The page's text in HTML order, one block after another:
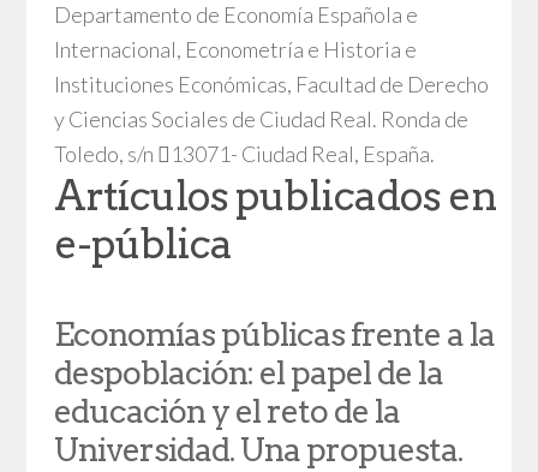
Departamento de Economía Española e
Internacional, Econometría e Historia e
Instituciones Económicas, Facultad de Derecho
y Ciencias Sociales de Ciudad Real. Ronda de
Toledo, s/n 13071- Ciudad Real, España.
Artículos publicados en
e-pública
Economías públicas frente a la
despoblación: el papel de la
educación y el reto de la
Universidad. Una propuesta.